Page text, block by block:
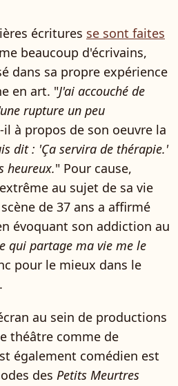
écritures se sont faites
beaucoup d'écrivains,
dans sa propre expérience
en art. "J'ai accouché de
rupture un peu
à propos de son oeuvre la
dit : 'Ça servira de thérapie.'
heureux." Pour cause,
au sujet de sa vie
de 37 ans a affirmé
évoquant son addiction au
qui partage ma vie me le
pour le mieux dans le
au sein de productions
théâtre comme de
également comédien est
des Petits Meurtres